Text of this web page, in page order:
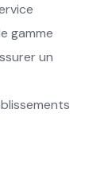
gamme
un